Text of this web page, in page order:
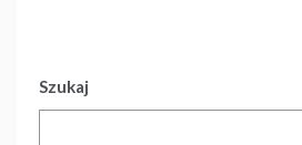
Szukaj